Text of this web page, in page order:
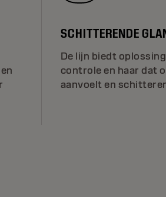
SCHITTERENDE
De lijn biedt
controle en haar dat
aanvoelt en